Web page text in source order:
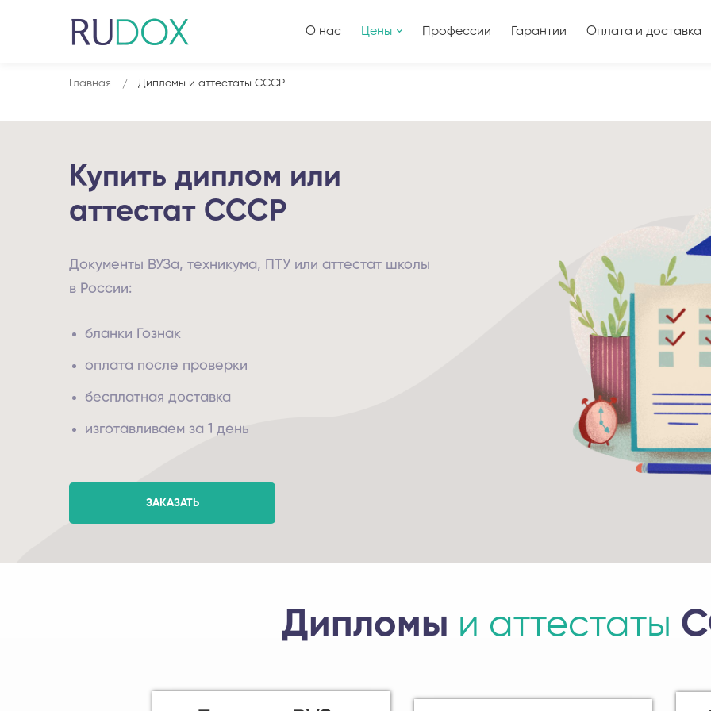
О нас Цены Профессии Гарантии Оплата и доставка
Главная Дипломы и аттестаты СССР
Купить диплом или
аттестат СССР
Документы ВУЗа, техникума, ПТУ или аттестат школы
в России:
бланки Гознак
оплата после проверки
бесплатная доставка
изготавливаем за 1 день
ЗАКАЗАТЬ
Дипломы и аттестаты